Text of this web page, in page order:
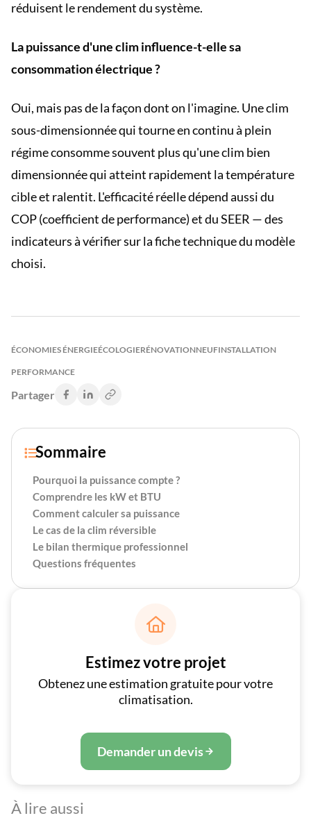
réduisent le rendement du système.
La puissance d'une clim influence-t-elle sa
consommation électrique ?
Oui, mais pas de la façon dont on l'imagine. Une clim
sous-dimensionnée qui tourne en continu à plein
régime consomme souvent plus qu'une clim bien
dimensionnée qui atteint rapidement la température
cible et ralentit. L'efficacité réelle dépend aussi du
COP (coefficient de performance) et du SEER — des
indicateurs à vérifier sur la fiche technique du modèle
choisi.
ÉCONOMIES ÉNERGIEÉCOLOGIERÉNOVATIONNEUFINSTALLATION
PERFORMANCE
Partager
Sommaire
Pourquoi la puissance compte ?
Comprendre les kW et BTU
Comment calculer sa puissance
Le cas de la clim réversible
Le bilan thermique professionnel
Questions fréquentes

Estimez votre projet
Obtenez une estimation gratuite pour votre
climatisation.
Demander un devis
À lire aussi